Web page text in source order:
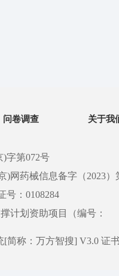
问卷调查 关于我
)字第072号
网药械信息备字（2023）
号：0108284
计划资助项目（编号：
简称：万方智搜] V3.0 证